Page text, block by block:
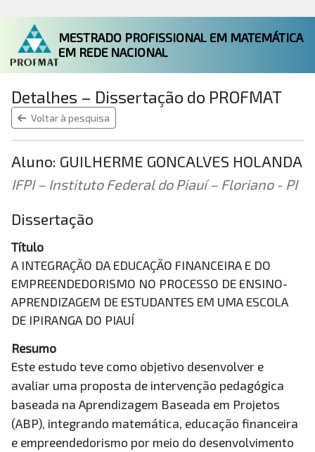
MESTRADO PROFISSIONAL EM MATEMÁTICA
EM REDE NACIONAL
Detalhes – Dissertação do PROFMAT
Voltar à pesquisa
Aluno: GUILHERME GONCALVES HOLANDA
IFPI – Instituto Federal do Piauí – Floriano - PI
Dissertação
Título
A INTEGRAÇÃO DA EDUCAÇÃO FINANCEIRA E DO
EMPREENDEDORISMO NO PROCESSO DE ENSINO-
APRENDIZAGEM DE ESTUDANTES EM UMA ESCOLA
DE IPIRANGA DO PIAUÍ
Resumo
Este estudo teve como objetivo desenvolver e
avaliar uma proposta de intervenção pedagógica
baseada na Aprendizagem Baseada em Projetos
(ABP), integrando matemática, educação financeira
e empreendedorismo por meio do desenvolvimento